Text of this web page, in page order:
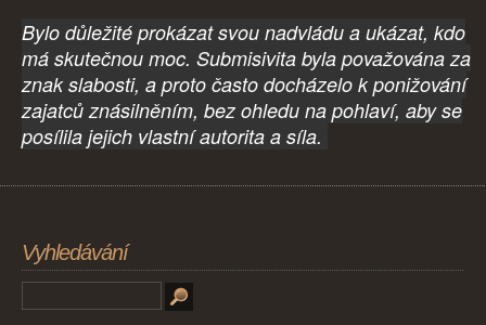
Bylo důležité prokázat svou nadvládu a ukázat, kdo
má skutečnou moc. Submisivita byla považována za
znak slabosti, a proto často docházelo k ponižování
zajatců znásilněním, bez ohledu na pohlaví, aby se
posílila jejich vlastní autorita a síla.
Vyhledávání